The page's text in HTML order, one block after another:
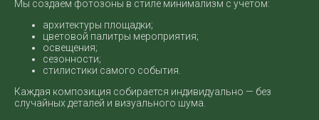
Мы создаём фотозоны в стиле минимализм с учётом:
архитектуры площадки;
цветовой палитры мероприятия;
освещения;
сезонности;
стилистики самого события.
Каждая композиция собирается индивидуально — без
случайных деталей и визуального шума.